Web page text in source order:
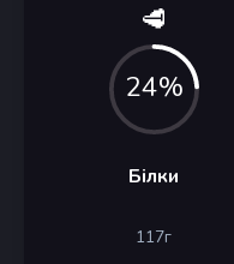
🥩
24%
Білки
117г